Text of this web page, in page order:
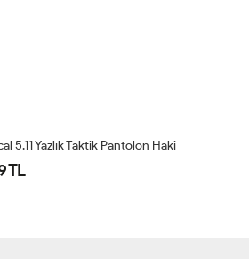
5.11 Yazlık Taktik Pantolon Haki
TL